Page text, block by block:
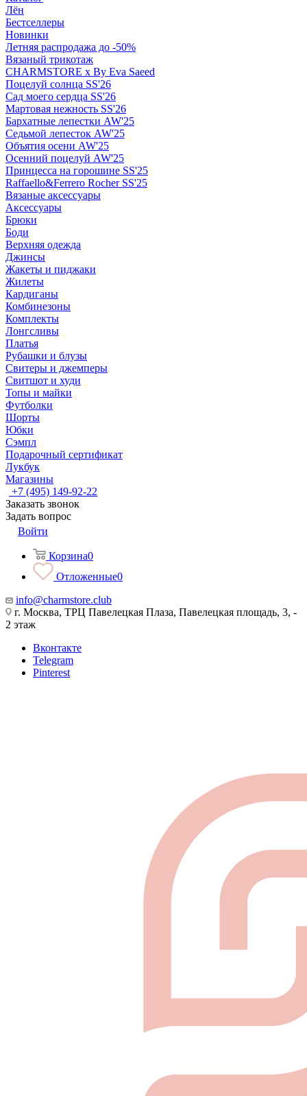
Лён
Бестселлеры
Новинки
Летняя распродажа до -50%
Вязаный трикотаж
CHARMSTORE х By Eva Saeed
Поцелуй солнца SS'26
Сад моего сердца SS'26
Мартовая нежность SS'26
Бархатные лепестки AW'25
Седьмой лепесток AW'25
Объятия осени AW'25
Осенний поцелуй AW'25
Принцесса на горошине SS'25
Raffaello&Ferrero Rocher SS'25
Вязаные аксессуары
Аксессуары
Брюки
Боди
Верхняя одежда
Джинсы
Жакеты и пиджаки
Жилеты
Кардиганы
Комбинезоны
Комплекты
Лонгсливы
Платья
Рубашки и блузы
Свитеры и джемперы
Свитшот и худи
Топы и майки
Футболки
Шорты
Юбки
Сэмпл
Подарочный сертификат
Лукбук
Магазины
+7 (495) 149-92-22
Заказать звонок
Задать вопрос
Войти
Корзина0
Отложенные0
info@charmstore.club
г. Москва, ТРЦ Павелецкая Плаза, Павелецкая площадь, 3, -
2 этаж
Вконтакте
Telegram
Pinterest